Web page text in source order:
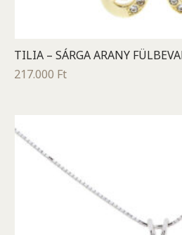
TILIA – SÁRGA ARANY
217.000 Ft